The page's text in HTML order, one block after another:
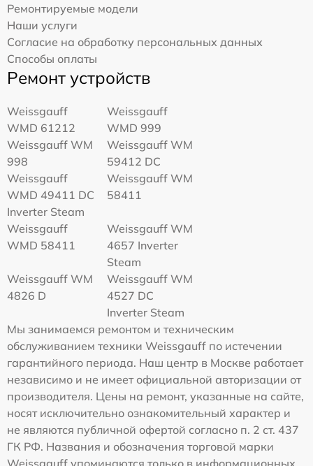
Ремонтируемые модели
Наши услуги
Согласие на обработку персональных данных
Способы оплаты
Ремонт устройств
Weissgauff
WMD 61212
Weissgauff
WMD 999
Weissgauff WM
998
Weissgauff WM
59412 DC
Weissgauff
WMD 49411 DC
Inverter Steam
Weissgauff WM
58411
Weissgauff
WMD 58411
Weissgauff WM
4657 Inverter
Steam
Weissgauff WM
4826 D
Weissgauff WM
4527 DC
Inverter Steam
Мы занимаемся ремонтом и техническим
обслуживанием техники Weissgauff по истечении
гарантийного периода. Наш центр в Москве работает
независимо и не имеет официальной авторизации от
производителя. Цены на ремонт, указанные на сайте,
носят исключительно ознакомительный характер и
не являются публичной офертой согласно п. 2 ст. 437
ГК РФ. Названия и обозначения торговой марки
Weissgauff упоминаются только в информационных